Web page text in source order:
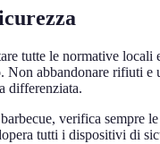
tutte le normative locali
Non abbandonare rifiuti e
differenziata.
verifica sempre
tutti i dispositivi di